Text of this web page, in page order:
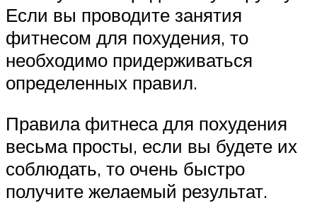
Если вы проводите занятия
фитнесом для похудения, то
необходимо придерживаться
определенных правил.
Правила фитнеса для похудения
весьма просты, если вы будете их
соблюдать, то очень быстро
получите желаемый результат.